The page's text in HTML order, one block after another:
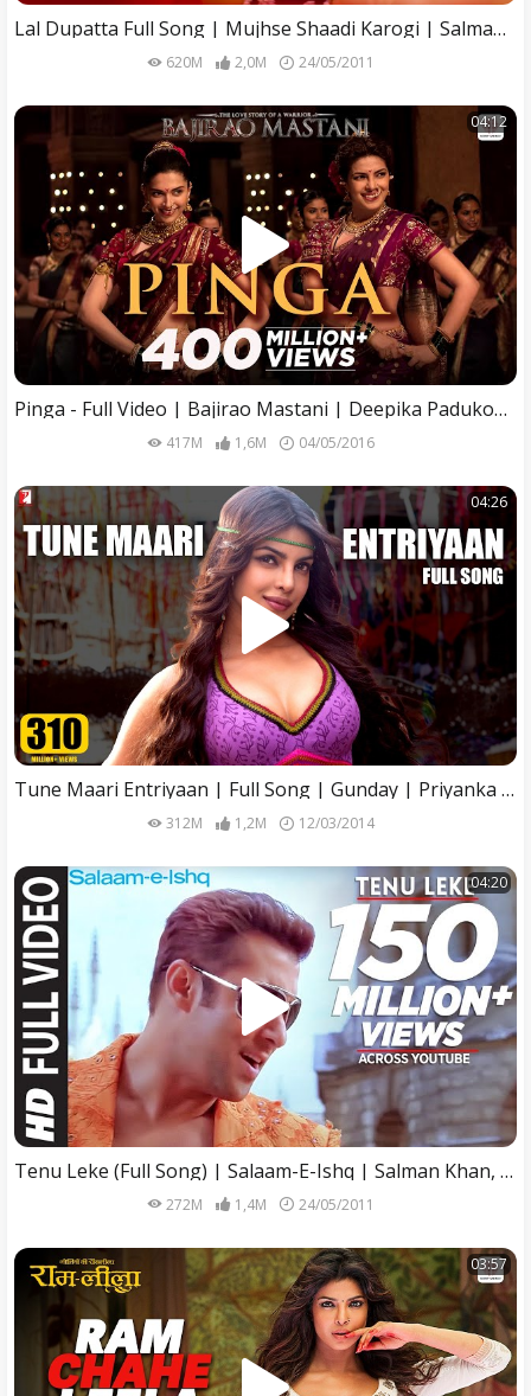
Lal Dupatta Full Song | Mujhse Shaadi Karogi | Salman Khan,Priyanka Chopra |Alka Yagnik,Udit Narayan
620M 2,0M 24/05/2011
04:12
Pinga - Full Video | Bajirao Mastani | Deepika Padukone, Priyanka Chopra | Shreya Ghoshal | SLB
417M 1,6M 04/05/2016
04:26
Tune Maari Entriyaan | Full Song | Gunday | Priyanka Chopra, Ranveer Singh, Arjun Kapoor, Sohail Sen
312M 1,2M 12/03/2014
04:20
Tenu Leke (Full Song) | Salaam-E-Ishq | Salman Khan, Rimi Sen, Priyanka Chopra
272M 1,4M 24/05/2011
03:57